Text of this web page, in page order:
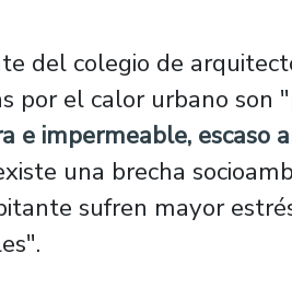
del colegio de
por el calor urbano son
e impermeable, escaso
una brecha
sufren mayor